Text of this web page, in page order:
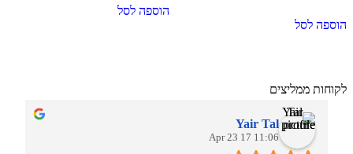
הוספה לסל
הוספה לסל
לקוחות ממליצים
Yair Tal
11:06 17 Apr 23